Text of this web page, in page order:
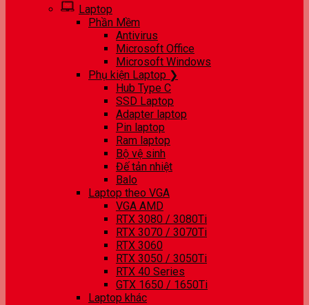
Laptop
Phần Mềm
Antivirus
Microsoft Office
Microsoft Windows
Phụ kiện Laptop ❯
Hub Type C
SSD Laptop
Adapter laptop
Pin laptop
Ram laptop
Bộ vệ sinh
Đế tản nhiệt
Balo
Laptop theo VGA
VGA AMD
RTX 3080 / 3080Ti
RTX 3070 / 3070Ti
RTX 3060
RTX 3050 / 3050Ti
RTX 40 Series
GTX 1650 / 1650Ti
Laptop khác